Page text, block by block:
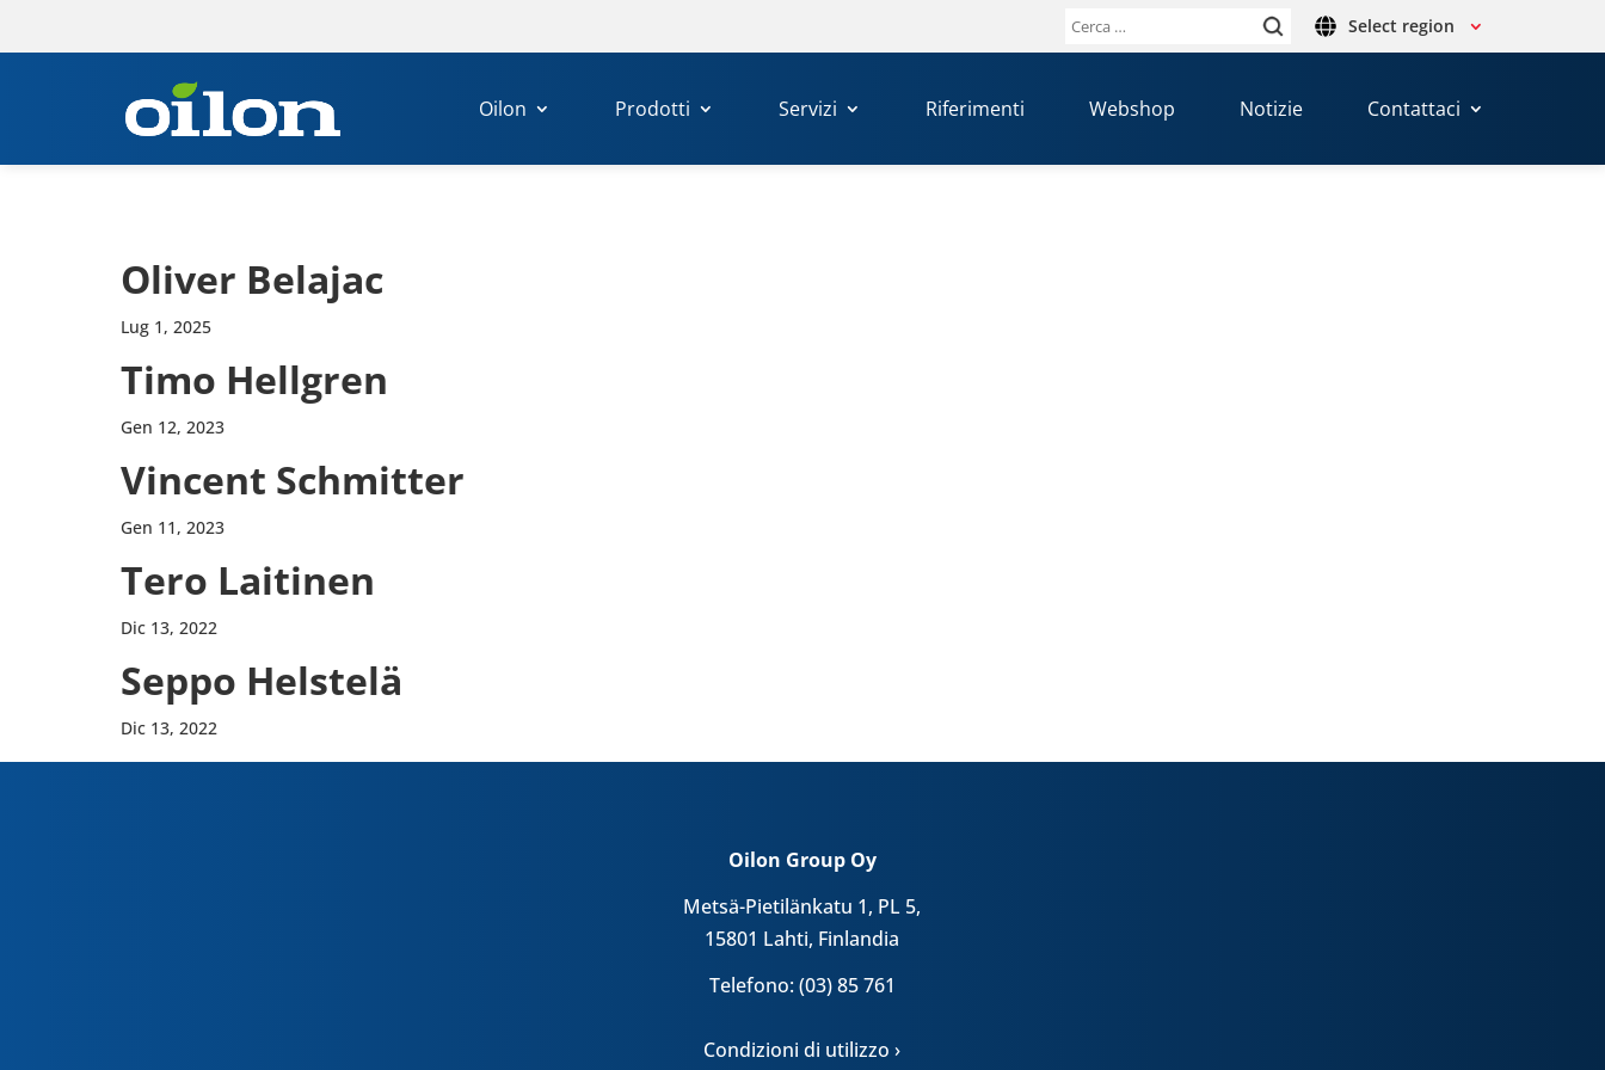
Ricerca Select region
Oilon Prodotti Servizi Riferimenti Webshop Notizie Contattaci
Oliver Belajac
Lug 1, 2025
Timo Hell­gren
Gen 12, 2023
Vincent Sch­mit­ter
Gen 11, 2023
Tero Lai­ti­nen
Dic 13, 2022
Seppo Helstelä
Dic 13, 2022
Oilon Group Oy
Metsä-Pietilänkatu 1, PL 5,
15801 Lahti, Finlandia
Telefono: (03) 85 761
Condizioni di utilizzo ›